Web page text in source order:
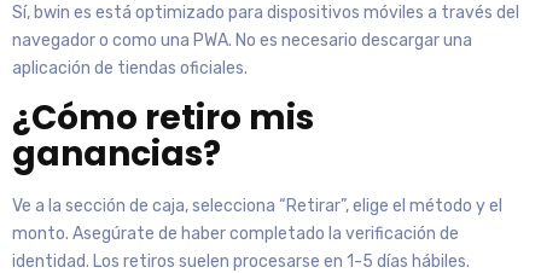
Sí, bwin es está optimizado para dispositivos móviles a través del
navegador o como una PWA. No es necesario descargar una
aplicación de tiendas oficiales.
¿Cómo retiro mis
ganancias?
Ve a la sección de caja, selecciona “Retirar”, elige el método y el
monto. Asegúrate de haber completado la verificación de
identidad. Los retiros suelen procesarse en 1-5 días hábiles.